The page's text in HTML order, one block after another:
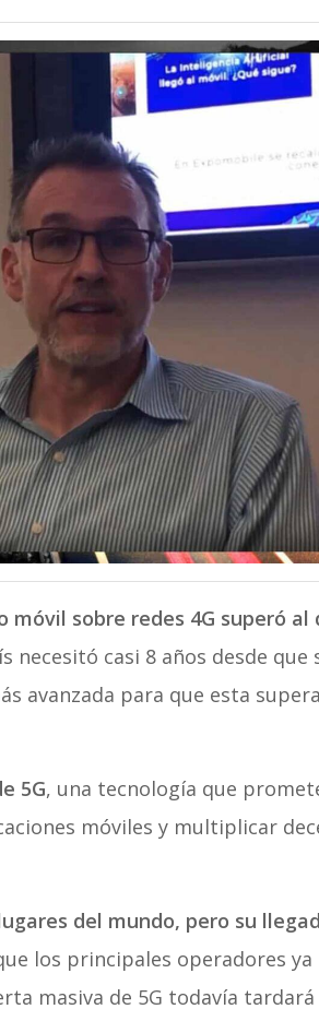
móvil sobre redes 4G superó al
necesitó casi 8 años desde que
avanzada para que esta
5G, una tecnología que
móviles y multiplicar
del mundo, pero su
los principales operadores ya
masiva de 5G todavía tardará
4 4G 5 5G A